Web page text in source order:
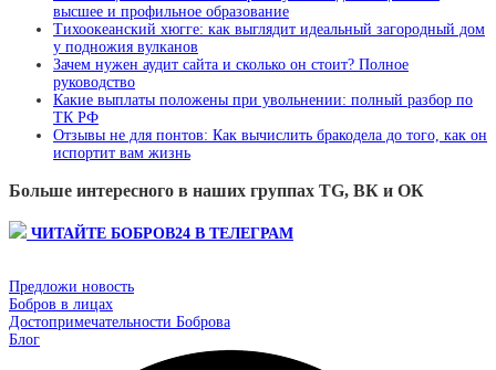
высшее и профильное образование
Тихоокеанский хюгге: как выглядит идеальный загородный дом
у подножия вулканов
Зачем нужен аудит сайта и сколько он стоит? Полное
руководство
Какие выплаты положены при увольнении: полный разбор по
ТК РФ
Отзывы не для понтов: Как вычислить бракодела до того, как он
испортит вам жизнь
Больше интересного в наших группах TG, ВК и ОК
ЧИТАЙТЕ БОБРОВ24 В ТЕЛЕГРАМ
Предложи новость
Бобров в лицах
Достопримечательности Боброва
Блог